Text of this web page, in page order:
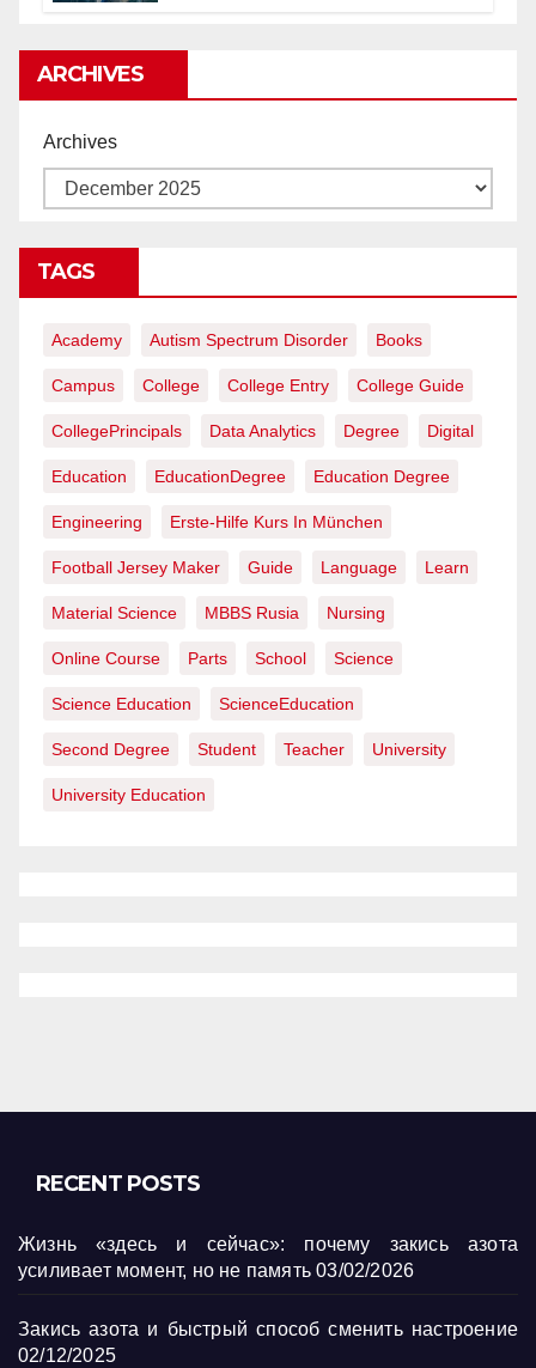
ARCHIVES
Archives
TAGS
Academy Autism Spectrum Disorder Books
Campus College College Entry College Guide
CollegePrincipals Data Analytics Degree Digital
Education EducationDegree Education Degree
Engineering Erste-Hilfe Kurs In München
Football Jersey Maker Guide Language Learn
Material Science MBBS Rusia Nursing
Online Course Parts School Science
Science Education ScienceEducation
Second Degree Student Teacher University
University Education
RECENT POSTS
Жизнь «здесь и сейчас»: почему закись азота
усиливает момент, но не память 03/02/2026
Закись азота и быстрый способ сменить настроение
02/12/2025